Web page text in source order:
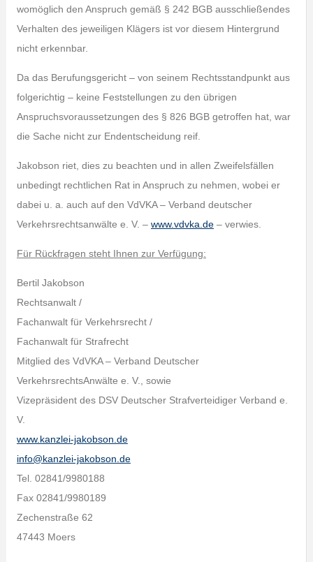
womöglich den Anspruch gemäß § 242 BGB ausschließendes
Verhalten des jeweiligen Klägers ist vor diesem Hintergrund
nicht erkennbar.
Da das Berufungsgericht – von seinem Rechtsstandpunkt aus
folgerichtig – keine Feststellungen zu den übrigen
Anspruchsvoraussetzungen des § 826 BGB getroffen hat, war
die Sache nicht zur Endentscheidung reif.
Jakobson riet, dies zu beachten und in allen Zweifelsfällen
unbedingt rechtlichen Rat in Anspruch zu nehmen, wobei er
dabei u. a. auch auf den VdVKA – Verband deutscher
Verkehrsrechtsanwälte e. V. – www.vdvka.de– verwies.
Für Rückfragen steht Ihnen zur Verfügung:
Bertil Jakobson
Rechtsanwalt /
Fachanwalt für Verkehrsrecht /
Fachanwalt für Strafrecht
Mitglied des VdVKA – Verband Deutscher
VerkehrsrechtsAnwälte e. V., sowie
Vizepräsident des DSV Deutscher Strafverteidiger Verband e.
V.
www.kanzlei-jakobson.de
info@kanzlei-jakobson.de
Tel. 02841/9980188
Fax 02841/9980189
Zechenstraße 62
47443 Moers